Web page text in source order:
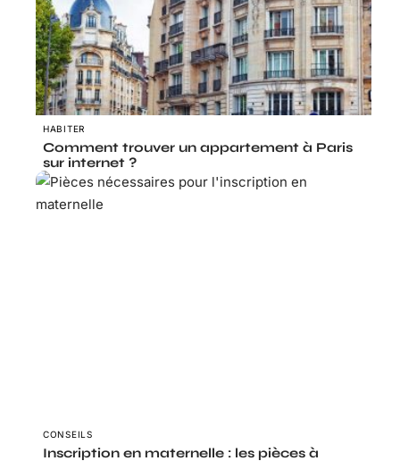
HABITER
Comment trouver un appartement à Paris
sur internet ?
CONSEILS
Inscription en maternelle : les pièces à